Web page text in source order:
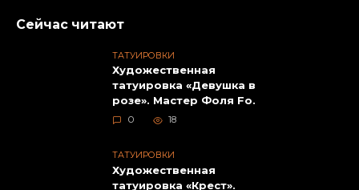
Сейчас читают
ТАТУИРОВКИ
Художественная
татуировка «Девушка в
розе». Мастер Фоля Fo.
0 18
ТАТУИРОВКИ
Художественная
татуировка «Крест».